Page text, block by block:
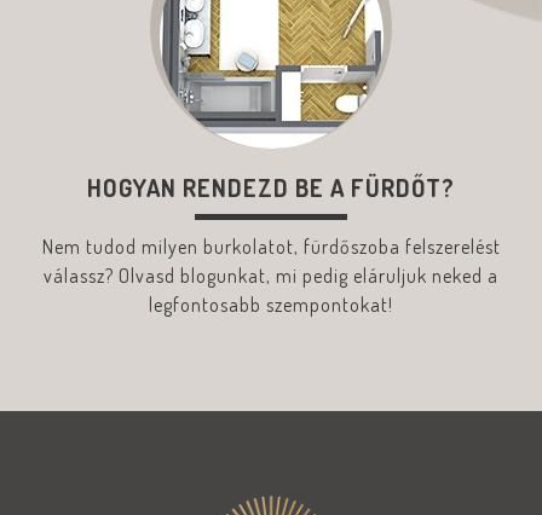
HOGYAN RENDEZD BE A FÜRDŐT?
Nem tudod milyen burkolatot, fürdőszoba felszerelést
válassz? Olvasd blogunkat, mi pedig eláruljuk neked a
legfontosabb szempontokat!